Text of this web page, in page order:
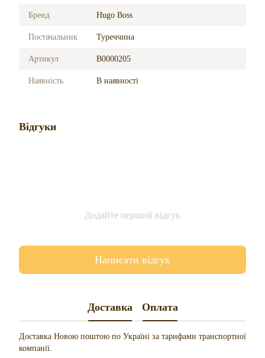
Бренд Hugo Boss
Постачальник Туреччина
Артикул B0000205
Наявність В наявності
Відгуки
Додайте перший відгук
Написати відгук
Доставка Оплата
Доставка Новою поштою по Україні за тарифами транспортної
компанії.